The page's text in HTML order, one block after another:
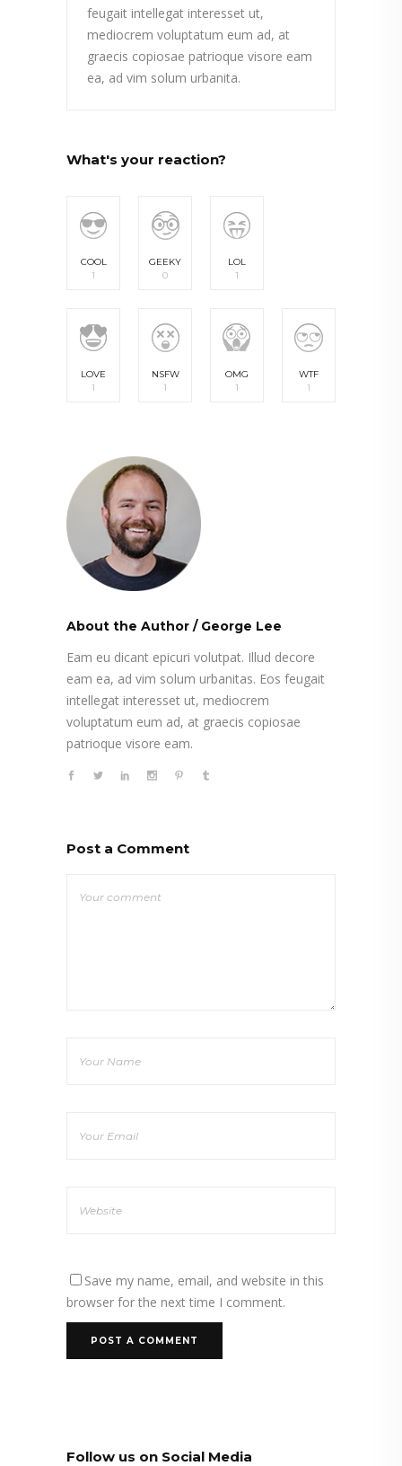
feugait intellegat interesset ut,
mediocrem voluptatum eum ad, at
graecis copiosae patrioque visore eam
ea, ad vim solum urbanita.
What's your reaction?
COOL
1
GEEKY
0
LOL
1
LOVE
1
NSFW
1
OMG
1
WTF
1
About the Author / George Lee
Eam eu dicant epicuri volutpat. Illud decore
eam ea, ad vim solum urbanitas. Eos feugait
intellegat interesset ut, mediocrem
voluptatum eum ad, at graecis copiosae
patrioque visore eam.
Post a Comment
Save my name, email, and website in this
browser for the next time I comment.
Follow us on Social Media